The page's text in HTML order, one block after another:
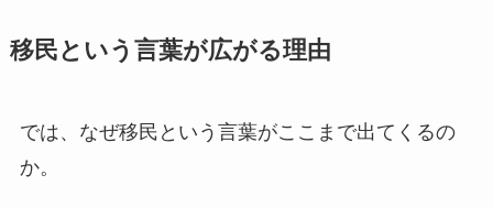
移民という言葉が広がる理由
では、なぜ移民という言葉がここまで出てくるの
か。